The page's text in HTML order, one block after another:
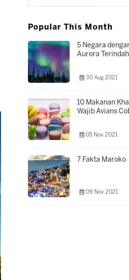
Popular This Month
5 Negara
Aurora Terindah
30 Aug 2021
10 Makanan
Wajib Avians
05 Nov 2021
7 Fakta Maroko
09 Nov 2021